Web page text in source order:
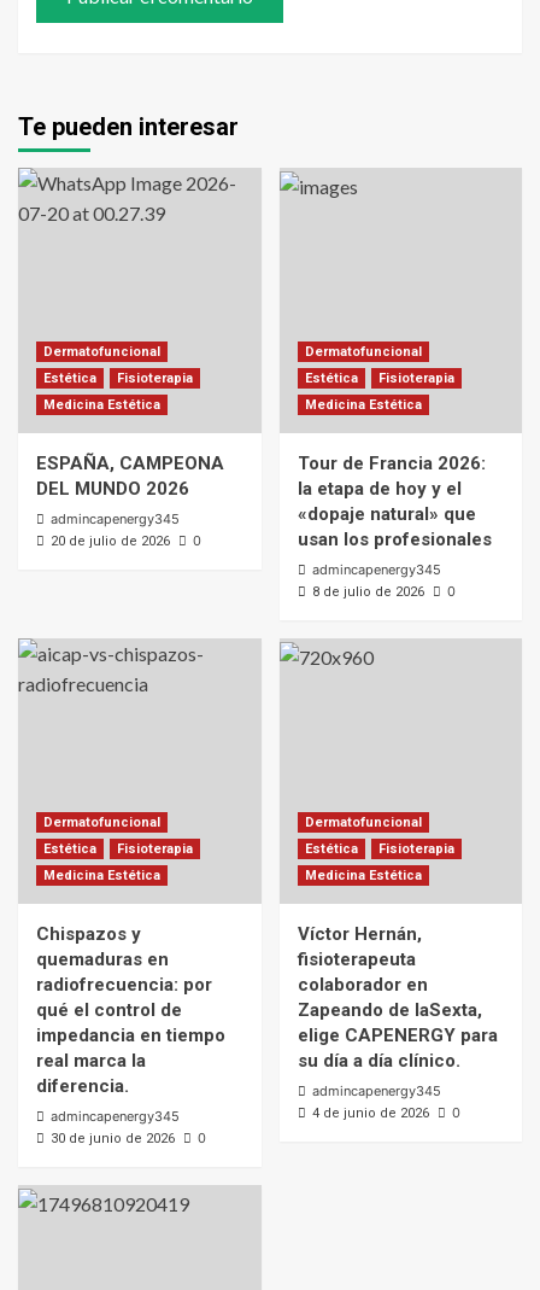
Te pueden interesar
Dermatofuncional
Estética
Fisioterapia
Medicina Estética
ESPAÑA, CAMPEONA
DEL MUNDO 2026
admincapenergy345
20 de julio de 2026 0
Dermatofuncional
Estética
Fisioterapia
Medicina Estética
Tour de Francia 2026:
la etapa de hoy y el
«dopaje natural» que
usan los profesionales
admincapenergy345
8 de julio de 2026 0
Dermatofuncional
Estética
Fisioterapia
Medicina Estética
Chispazos y
quemaduras en
radiofrecuencia: por
qué el control de
impedancia en tiempo
real marca la
diferencia.
admincapenergy345
30 de junio de 2026 0
Dermatofuncional
Estética
Fisioterapia
Medicina Estética
Víctor Hernán,
fisioterapeuta
colaborador en
Zapeando de laSexta,
elige CAPENERGY para
su día a día clínico.
admincapenergy345
4 de junio de 2026 0